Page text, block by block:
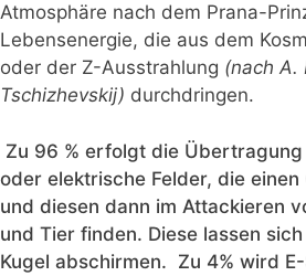
Atmosphäre nach dem Prana-
Lebensenergie, die aus dem
oder der Z-Ausstrahlung (nach A.
Tschizhevskij) durchdringen.
Zu 96 % erfolgt die
oder elektrische Felder, die einen
und diesen dann im Attackieren
und Tier finden. Diese lassen
Kugel abschirmen. Zu 4% wird